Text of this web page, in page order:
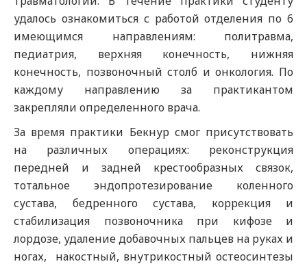
удалось ознакомиться с работой отделения по 6
имеющимся направлениям: политравма,
педиатрия, верхняя конечность, нижняя
конечность, позвоночный столб и онкология. По
каждому направлению за практикантом
закрепляли определенного врача.
За время практики Бекнур смог присутствовать
на различных операциях: реконструкция
передней и задней крестообразных связок,
тотальное эндопротезирование коленного
сустава, бедренного сустава, коррекция и
стабилизация позвоночника при кифозе и
лордозе, удаление добавочных пальцев на руках и
ногах, накостный, внутрикостный остеосинтезы